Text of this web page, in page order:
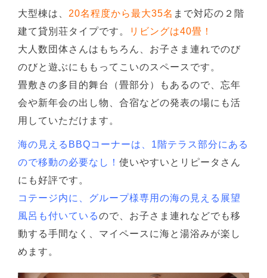
大型棟は、 20名程度から最大35名 まで対応の２階
建て貸別荘タイプです。
リビングは40畳！
大人数団体さんはもちろん、お子さま連れでのび
のびと遊ぶにももってこいのスペースです。
畳敷きの多目的舞台（畳部分）もあるので、忘年
会や新年会の出し物、合宿などの発表の場にも活
用していただけます。
海の見えるBBQコーナーは、1階テラス部分にある
ので移動の必要なし！ 使いやすいとリピータさん
にも好評です。
コテージ内に、グループ様専用の海の見える展望
風呂も付いているので、お子さま連れなどでも移
動する手間なく、マイペースに海と湯浴みが楽し
めます。